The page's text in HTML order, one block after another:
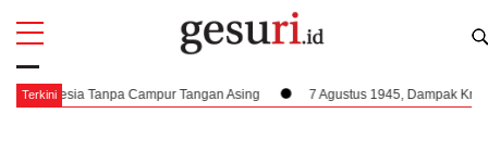
TerkiniTanpa Campur Tangan Asing 7 Agustus 1945, Dampak Krusial
All